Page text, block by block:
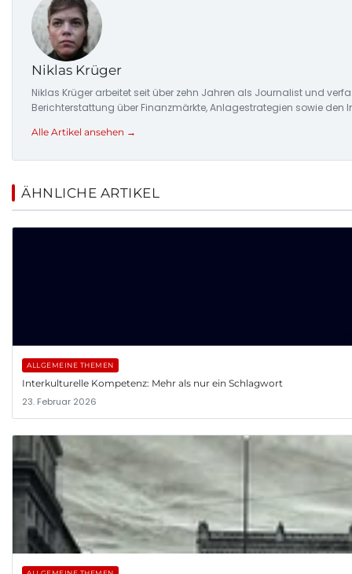
Niklas Krüger
Niklas Krüger arbeitet seit über zehn Jahren als Journalist und
Berichterstattung über Finanzmärkte, Anlagestrategien sowie
Alle Artikel ansehen →
ÄHNLICHE ARTIKEL
ALLGEMEINE THEMEN
Interkulturelle Kompetenz: Mehr als nur ein Schlagwort
23. Februar 2026